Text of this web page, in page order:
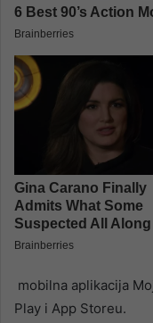
mobilna aplikacija
Play i App Storeu.